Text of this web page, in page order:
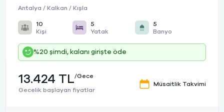
Antalya / Kalkan / Kışla
10
Kişi
5
Yatak
5
Banyo
%20 şimdi, kalanı girişte öde
13.424 TL/Gece
Gecelik başlayan fiyatlar
Müsaitlik Takvimi